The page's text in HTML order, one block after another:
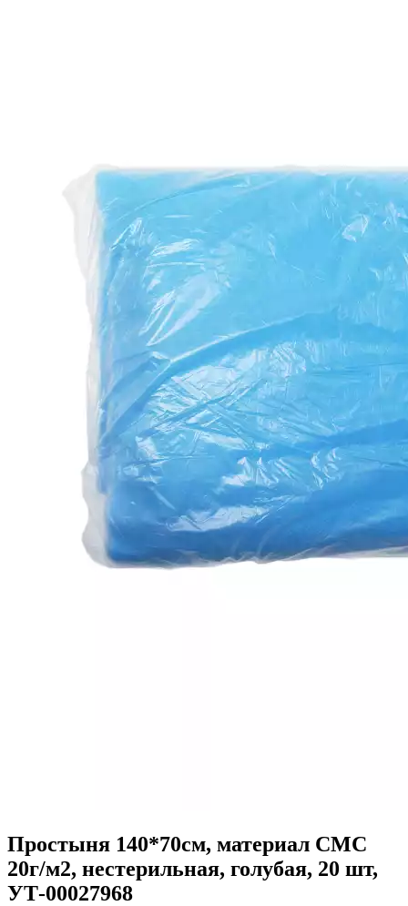
Простыня 140*70см, материал СМС
20г/м2, нестерильная, голубая, 20 шт,
УТ-00027968